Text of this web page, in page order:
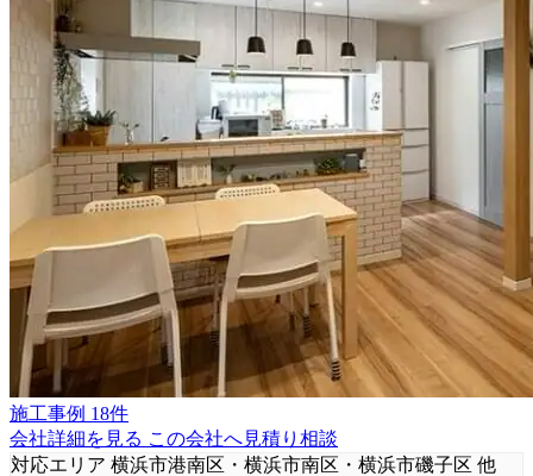
施工事例 18件
会社詳細を見る この会社へ見積り相談
対応エリア 横浜市港南区・横浜市南区・横浜市磯子区 他